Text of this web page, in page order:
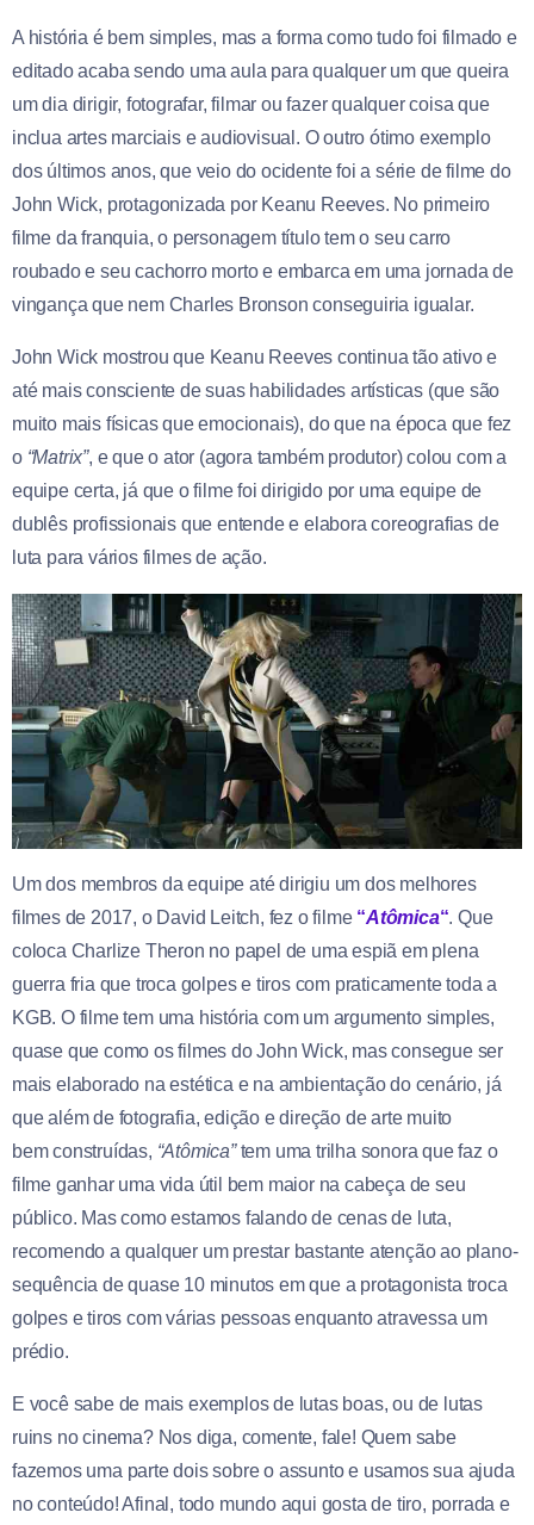
A história é bem simples, mas a forma como tudo foi filmado e
editado acaba sendo uma aula para qualquer um que queira
um dia dirigir, fotografar, filmar ou fazer qualquer coisa que
inclua artes marciais e audiovisual. O outro ótimo exemplo
dos últimos anos, que veio do ocidente foi a série de filme do
John Wick, protagonizada por Keanu Reeves. No primeiro
filme da franquia, o personagem título tem o seu carro
roubado e seu cachorro morto e embarca em uma jornada de
vingança que nem Charles Bronson conseguiria igualar.
John Wick mostrou que Keanu Reeves continua tão ativo e
até mais consciente de suas habilidades artísticas (que são
muito mais físicas que emocionais), do que na época que fez
o “Matrix”, e que o ator (agora também produtor) colou com a
equipe certa, já que o filme foi dirigido por uma equipe de
dublês profissionais que entende e elabora coreografias de
luta para vários filmes de ação.
Um dos membros da equipe até dirigiu um dos melhores
filmes de 2017, o David Leitch, fez o filme “Atômica“. Que
coloca Charlize Theron no papel de uma espiã em plena
guerra fria que troca golpes e tiros com praticamente toda a
KGB. O filme tem uma história com um argumento simples,
quase que como os filmes do John Wick, mas consegue ser
mais elaborado na estética e na ambientação do cenário, já
que além de fotografia, edição e direção de arte muito
bem construídas, “Atômica”tem uma trilha sonora que faz o
filme ganhar uma vida útil bem maior na cabeça de seu
público. Mas como estamos falando de cenas de luta,
recomendo a qualquer um prestar bastante atenção ao plano-
sequência de quase 10 minutos em que a protagonista troca
golpes e tiros com várias pessoas enquanto atravessa um
prédio.
E você sabe de mais exemplos de lutas boas, ou de lutas
ruins no cinema? Nos diga, comente, fale! Quem sabe
fazemos uma parte dois sobre o assunto e usamos sua ajuda
no conteúdo! Afinal, todo mundo aqui gosta de tiro, porrada e